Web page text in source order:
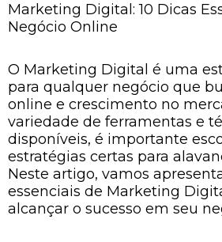
Marketing Digital: 10 Dicas
Negócio Online
O Marketing Digital é uma
para qualquer negócio que
online e crescimento no
variedade de ferramentas e
disponíveis, é importante
estratégias certas para
Neste artigo, vamos
essenciais de Marketing
alcançar o sucesso em seu